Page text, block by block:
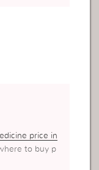
price in
to buy p